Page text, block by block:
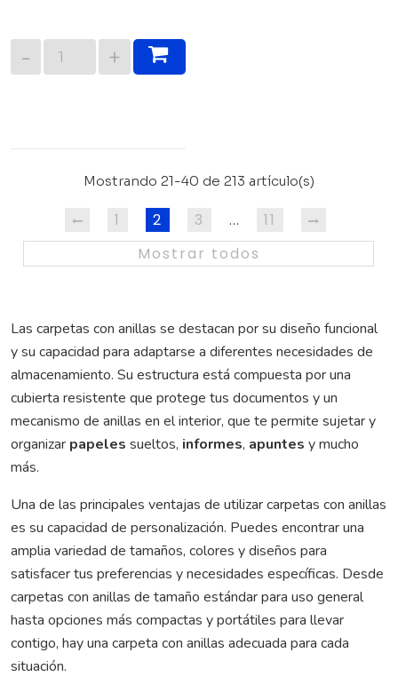
Mostrando 21-40 de 213 artículo(s)
1 2 3 …
11
Mostrar todos
Las carpetas con anillas se destacan por su diseño funcional
y su capacidad para adaptarse a diferentes necesidades de
almacenamiento. Su estructura está compuesta por una
cubierta resistente que protege tus documentos y un
mecanismo de anillas en el interior, que te permite sujetar y
organizar papeles sueltos, informes, apuntes y mucho
más.
Una de las principales ventajas de utilizar carpetas con anillas
es su capacidad de personalización. Puedes encontrar una
amplia variedad de tamaños, colores y diseños para
satisfacer tus preferencias y necesidades específicas. Desde
carpetas con anillas de tamaño estándar para uso general
hasta opciones más compactas y portátiles para llevar
contigo, hay una carpeta con anillas adecuada para cada
situación.